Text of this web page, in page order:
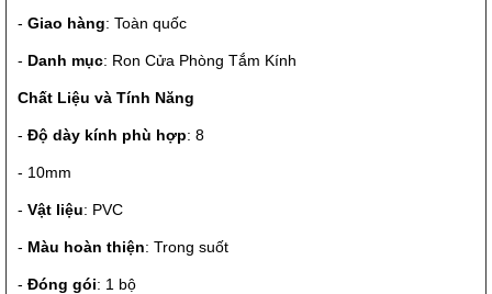
- Giao hàng: Toàn quốc
- Danh mục: Ron Cửa Phòng Tắm Kính
Chất Liệu và Tính Năng
- Độ dày kính phù hợp: 8
- 10mm
- Vật liệu: PVC
- Màu hoàn thiện: Trong suốt
- Đóng gói: 1 bộ